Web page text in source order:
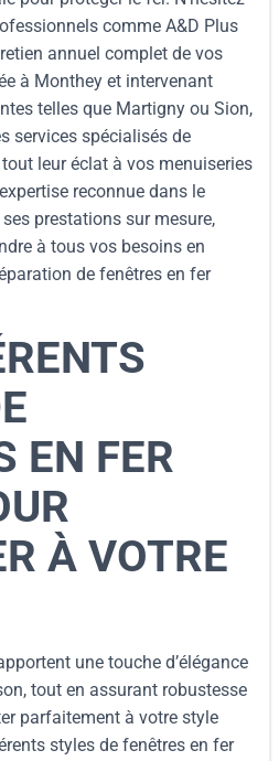
comme A&D Plus
annuel complet de vos
à Monthey et intervenant
telles que Martigny ou Sion,
services spécialisés de
leur éclat à vos menuiseries
reconnue dans le
prestations sur mesure,
à tous vos besoins en
de fenêtres en fer
EN FER
À VOTRE
une touche d’élégance
tout en assurant robustesse
parfaitement à votre style
styles de fenêtres en fer